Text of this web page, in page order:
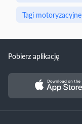
Tagi motoryzacyjne
Pobierz aplikację